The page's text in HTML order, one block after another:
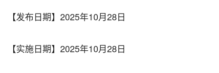
【发布日期】 2025年10月28日
【实施日期】 2025年10月28日